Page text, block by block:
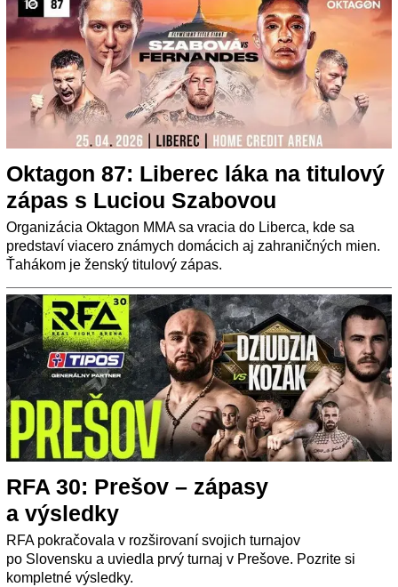
Oktagon 87: Liberec láka na titulový
zápas s Luciou Szabovou
Organizácia Oktagon MMA sa vracia do Liberca, kde sa
predstaví viacero známych domácich aj zahraničných mien.
Ťahákom je ženský titulový zápas.
RFA 30: Prešov – zápasy
a výsledky
RFA pokračovala v rozširovaní svojich turnajov
po Slovensku a uviedla prvý turnaj v Prešove. Pozrite si
kompletné výsledky.